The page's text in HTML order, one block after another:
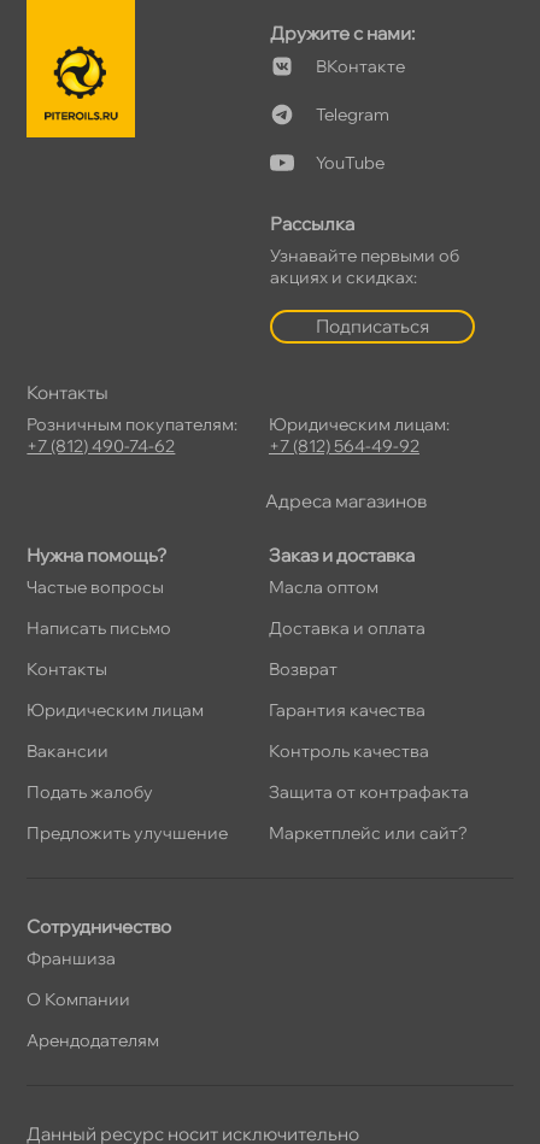
Нужна помощь?
Частые вопросы
Написать письмо
Контакты
Юридическим лицам
акансии
Подать жалобу
Предложить улучшение
Заказ и доставка
Масла оптом
Доставка и оплата
озврат
Гарантия качества
Контроль качества
Защита от контрафакта
Маркетплейс или сайт?
Дружите с нами:
Контакте
Telegram
YouTube
Рассылка
Узнавайте первыми о
акциях и скидках:
Подписаться
Сотрудничество
Франшиза
О Компании
Арендодателям
Контакты
Розничным покупателям:
+7 (812) 490-74-62
Юридическим лицам:
+7 (812) 564-49-92
Адреса магазино
Данный ресурс носит исключительно